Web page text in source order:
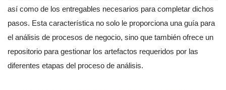
así como de los entregables necesarios para completar dichos
pasos. Esta característica no solo le proporciona una guía para
el análisis de procesos de negocio, sino que también ofrece un
repositorio para gestionar los artefactos requeridos por las
diferentes etapas del proceso de análisis.